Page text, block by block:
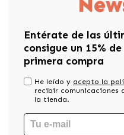
Entérate de las
consigue un 15%
primera compra
He leído y acepto la
recibir comunicaciones
la tienda.